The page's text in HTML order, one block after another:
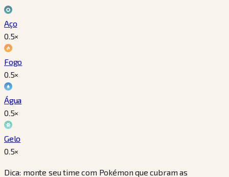
Aço
0.5×
Fogo
0.5×
Água
0.5×
Gelo
0.5×
Dica: monte seu time com Pokémon que cubram as